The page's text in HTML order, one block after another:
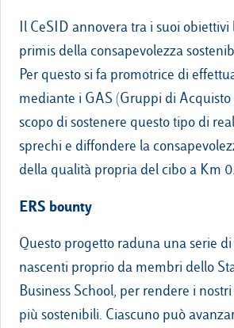
Il CeSID annovera tra i suoi
primis della consapevolezza
Per questo si fa promotrice di
mediante i GAS (Gruppi di Acquisto
scopo di sostenere questo tipo di
sprechi e diffondere la
della qualità propria del cibo a Km 0.
ERS bounty
Questo progetto raduna una serie
nascenti proprio da membri dello
Business School, per rendere i
più sostenibili. Ciascuno può